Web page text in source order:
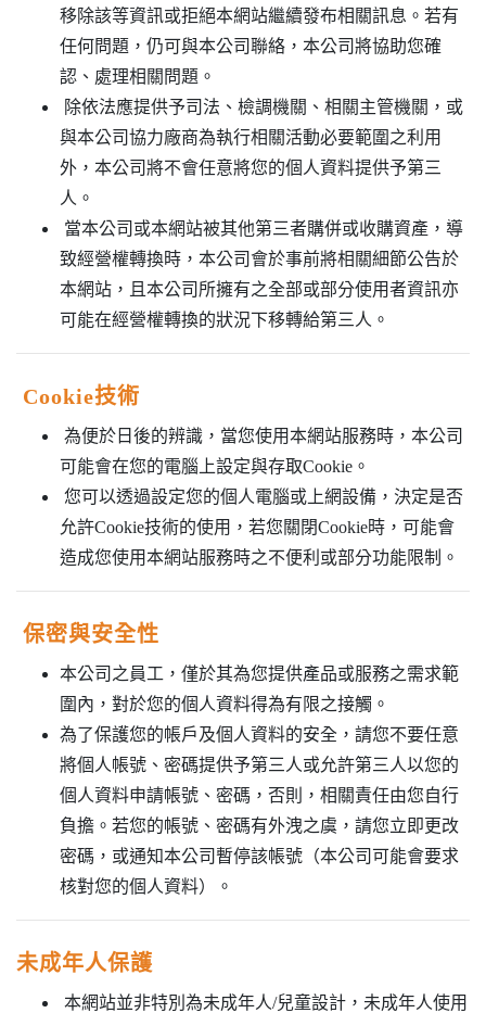
移除該等資訊或拒絕本網站繼續發布相關訊息。若有
任何問題，仍可與本公司聯絡，本公司將協助您確
認、處理相關問題。
除依法應提供予司法、檢調機關、相關主管機關，或
與本公司協力廠商為執行相關活動必要範圍之利用
外，本公司將不會任意將您的個人資料提供予第三
人。
當本公司或本網站被其他第三者購併或收購資產，導
致經營權轉換時，本公司會於事前將相關細節公告於
本網站，且本公司所擁有之全部或部分使用者資訊亦
可能在經營權轉換的狀況下移轉給第三人。
Cookie技術
為便於日後的辨識，當您使用本網站服務時，本公司
可能會在您的電腦上設定與存取Cookie。
您可以透過設定您的個人電腦或上網設備，決定是否
允許Cookie技術的使用，若您關閉Cookie時，可能會
造成您使用本網站服務時之不便利或部分功能限制。
保密與安全性
本公司之員工，僅於其為您提供產品或服務之需求範
圍內，對於您的個人資料得為有限之接觸。
為了保護您的帳戶及個人資料的安全，請您不要任意
將個人帳號、密碼提供予第三人或允許第三人以您的
個人資料申請帳號、密碼，否則，相關責任由您自行
負擔。若您的帳號、密碼有外洩之虞，請您立即更改
密碼，或通知本公司暫停該帳號（本公司可能會要求
核對您的個人資料）。
未成年人保護
本網站並非特別為未成年人/兒童設計，未成年人使用